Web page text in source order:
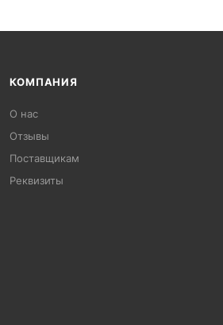
КОМПАНИЯ
О нас
Отзывы
Поставщикам
Реквизиты